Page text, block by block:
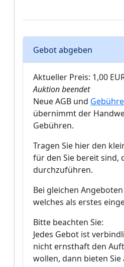
Gebot abgeben
Aktueller Preis: 1,00
Auktion beendet
Neue AGB und
übernimmt der
Gebühren.
Tragen Sie hier den
für den Sie bereit sind,
durchzuführen.
Bei gleichen
welches als erstes
Bitte beachten Sie:
Jedes Gebot ist
nicht ernsthaft den
wollen, dann bieten Sie